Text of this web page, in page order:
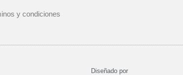
y condiciones
Diseñado por